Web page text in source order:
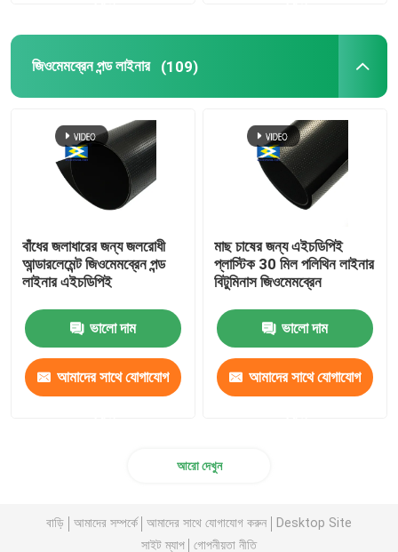
জিওমেমব্রেন পন্ড লাইনার (109)
বাঁধের জলাধারের জন্য জলরোধী
আন্ডারলেমেন্ট জিওমেমব্রেন পন্ড
লাইনার এইচডিপিই
ভালো দাম
আমাদের সাথে যোগাযোগ
মাছ চাষের জন্য এইচডিপিই
প্লাস্টিক 30 মিল পলিথিন লাইনার
বিটুমিনাস জিওমেমব্রেন
ভালো দাম
আমাদের সাথে যোগাযোগ
আরো দেখুন
বাড়ি আমাদের সম্পর্কে আমাদের সাথে যোগাযোগ করুন
Desktop Site
সাইট ম্যাপ
গোপনীয়তা নীতি